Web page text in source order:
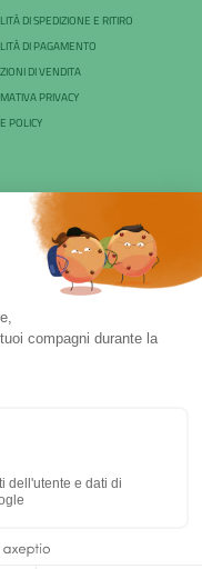
DI SPEDIZIONE E RITIRO
DI PAGAMENTO
DI VENDITA
PRIVACY
POLICY
04024530968
(MI) | Tel.
Fulcri srl